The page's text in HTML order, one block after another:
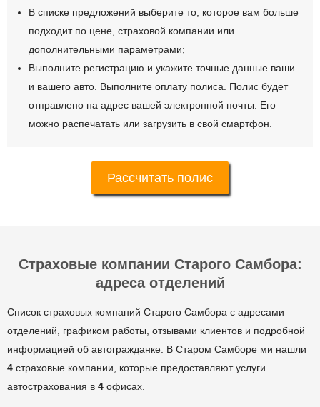
В списке предложений выберите то, которое вам больше
подходит по цене, страховой компании или
дополнительными параметрами;
Выполните регистрацию и укажите точные данные ваши
и вашего авто. Выполните оплату полиса. Полис будет
отправлено на адрес вашей электронной почты. Его
можно распечатать или загрузить в свой смартфон.
Рассчитать полис
Страховые компании Старого Самбора:
адреса отделений
Список страховых компаний Старого Самбора с адресами
отделений, графиком работы, отзывами клиентов и подробной
информацией об автогражданке. В Старом Самборе ми нашли
4 страховые компании, которые предоставляют услуги
автострахования в 4 офисах.